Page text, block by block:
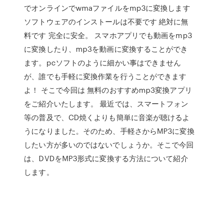
でオンラインでwmaファイルをmp3に変換します
ソフトウェアのインストールは不要です 絶対に無
料です 完全に安全。 スマホアプリでも動画をmp3
に変換したり、mp3を動画に変換することができ
ます。pcソフトのように細かい事はできません
が、誰でも手軽に変換作業を行うことができます
よ！ そこで今回は 無料のおすすめmp3変換アプリ
をご紹介いたします。 最近では、スマートフォン
等の普及で、CD焼くよりも簡単に音楽が聴けるよ
うになりました。そのため、手軽さからMP3に変換
したい方が多いのではないでしょうか。そこで今回
は、DVDをMP3形式に変換する方法について紹介
します。